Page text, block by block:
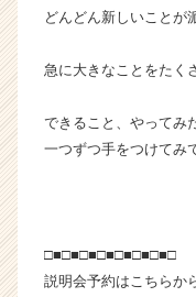
h
e
C
a
どんどん新しいことが
急に大きなことをたく
できること、やってみ
一つずつ手をつけてみ
□■□■□■□■□■□■□■□
説明会予約はこちらか